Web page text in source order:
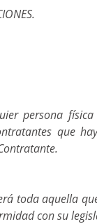
persona
que
toda aquella
con su